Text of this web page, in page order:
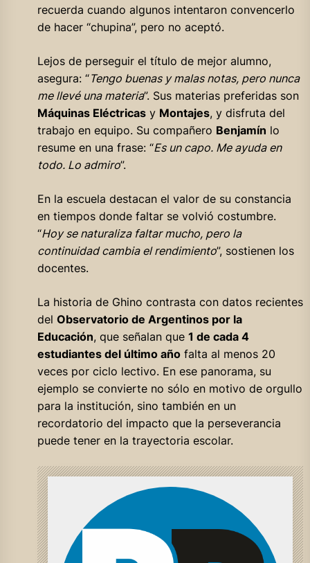
recuerda cuando algunos intentaron convencerlo
de hacer “chupina”, pero no aceptó.
Lejos de perseguir el título de mejor alumno,
asegura: “Tengo buenas y malas notas, pero nunca
me llevé una materia”. Sus materias preferidas son
Máquinas Eléctricasy Montajes, y disfruta del
trabajo en equipo. Su compañero Benjamín lo
resume en una frase: “Es un capo. Me ayuda en
todo. Lo admiro”.
En la escuela destacan el valor de su constancia
en tiempos donde faltar se volvió costumbre.
“Hoy se naturaliza faltar mucho, pero la
continuidad cambia el rendimiento”, sostienen los
docentes.
La historia de Ghino contrasta con datos recientes
del Observatorio de Argentinos por la
Educación, que señalan que 1 de cada 4
estudiantes del último añofalta al menos 20
veces por ciclo lectivo. En ese panorama, su
ejemplo se convierte no sólo en motivo de orgullo
para la institución, sino también en un
recordatorio del impacto que la perseverancia
puede tener en la trayectoria escolar.